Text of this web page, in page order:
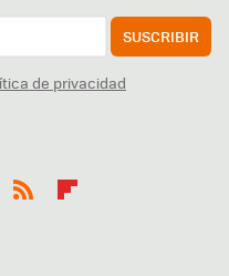
SUSCRIBIR
de privacidad